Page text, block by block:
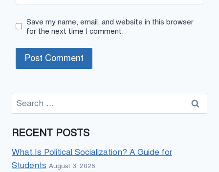
Save my name, email, and website in this browser
for the next time I comment.
Search
for:
RECENT POSTS
What Is Political Socialization? A Guide for
Students August 3, 2026